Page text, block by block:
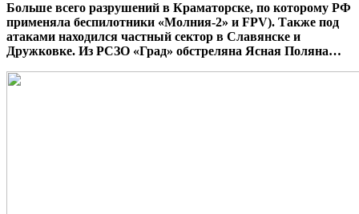
Больше всего разрушений в Краматорске, по которому РФ
применяла беспилотники «Молния-2» и FPV). Также под
атаками находился частный сектор в Славянске и
Дружковке. Из РСЗО «Град» обстреляна Ясная Поляна…